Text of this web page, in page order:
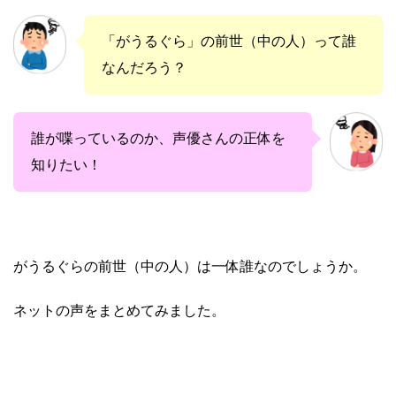
「がうるぐら」の前世（中の人）って誰
なんだろう？
誰が喋っているのか、声優さんの正体を
知りたい！
がうるぐらの前世（中の人）は一体誰なのでしょうか。
ネットの声をまとめてみました。